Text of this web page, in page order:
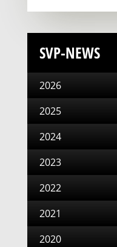
SVP-NEWS
2026
2025
2024
2023
2022
2021
2020